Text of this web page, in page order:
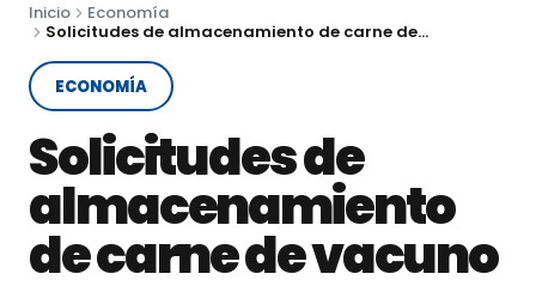
Inicio
Economía
Solicitudes de almacenamiento de carne de vacuno
ECONOMÍA
Solicitudes de
almacenamiento
de carne de vacuno